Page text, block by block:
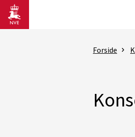
Gå til hovedinnhold
Forside